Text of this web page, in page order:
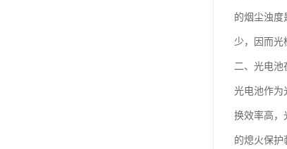
的烟尘浊度
少，因而光
二、光电池
光电池作为
换效率高，
的熄火保护